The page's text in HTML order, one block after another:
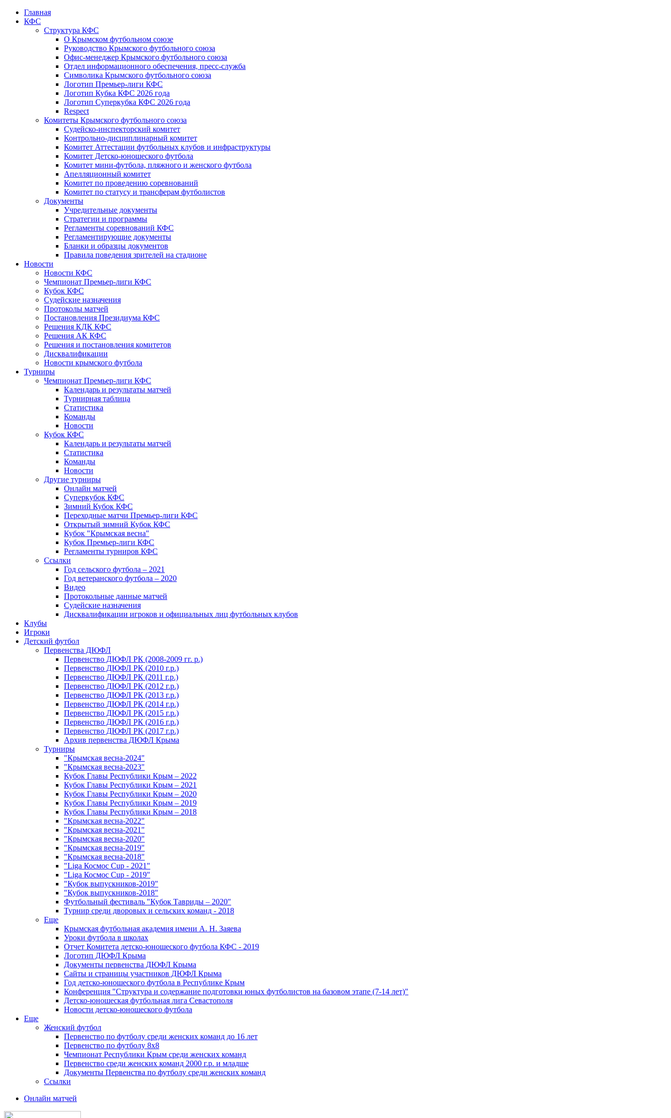
Главная
КФС
Структура КФС
О Крымском футбольном союзе
Руководство Крымского футбольного союза
Офис-менеджер Крымского футбольного союза
Отдел информационного обеспечения, пресс-служба
Символика Крымского футбольного союза
Логотип Премьер-лиги КФС
Логотип Кубка КФС 2026 года
Логотип Суперкубка КФС 2026 года
Respect
Комитеты Крымского футбольного союза
Судейско-инспекторский комитет
Контрольно-дисциплинарный комитет
Комитет Аттестации футбольных клубов и инфраструктуры
Комитет Детско-юношеского футбола
Комитет мини-футбола, пляжного и женского футбола
Апелляционный комитет
Комитет по проведению соревнований
Комитет по статусу и трансферам футболистов
Документы
Учредительные документы
Стратегии и программы
Регламенты соревнований КФС
Регламентирующие документы
Бланки и образцы документов
Правила поведения зрителей на стадионе
Новости
Новости КФС
Чемпионат Премьер-лиги КФС
Кубок КФС
Судейские назначения
Протоколы матчей
Постановления Президиума КФС
Решения КДК КФС
Решения АК КФС
Решения и постановления комитетов
Дисквалификации
Новости крымского футбола
Турниры
Чемпионат Премьер-лиги КФС
Календарь и результаты матчей
Турнирная таблица
Статистика
Команды
Новости
Кубок КФС
Календарь и результаты матчей
Статистика
Команды
Новости
Другие турниры
Онлайн матчей
Суперкубок КФС
Зимний Кубок КФС
Переходные матчи Премьер-лиги КФС
Открытый зимний Кубок КФС
Кубок "Крымская весна"
Кубок Премьер-лиги КФС
Регламенты турниров КФС
Ссылки
Год сельского футбола – 2021
Год ветеранского футбола – 2020
Видео
Протокольные данные матчей
Судейские назначения
Дисквалификации игроков и официальных лиц футбольных клубов
Клубы
Игроки
Детский футбол
Первенства ДЮФЛ
Первенство ДЮФЛ РК (2008-2009 гг. р.)
Первенство ДЮФЛ РК (2010 г.р.)
Первенство ДЮФЛ РК (2011 г.р.)
Первенство ДЮФЛ РК (2012 г.р.)
Первенство ДЮФЛ РК (2013 г.р.)
Первенство ДЮФЛ РК (2014 г.р.)
Первенство ДЮФЛ РК (2015 г.р.)
Первенство ДЮФЛ РК (2016 г.р.)
Первенство ДЮФЛ РК (2017 г.р.)
Архив первенства ДЮФЛ Крыма
Турниры
"Крымская весна-2024"
"Крымская весна-2023"
Кубок Главы Республики Крым – 2022
Кубок Главы Республики Крым – 2021
Кубок Главы Республики Крым – 2020
Кубок Главы Республики Крым – 2019
Кубок Главы Республики Крым – 2018
"Крымская весна-2022"
"Крымская весна-2021"
"Крымская весна-2020"
"Крымская весна-2019"
"Крымская весна-2018"
"Liga Космос Cup - 2021"
"Liga Космос Cup - 2019"
"Кубок выпускников-2019"
"Кубок выпускников-2018"
Футбольный фестиваль "Кубок Тавриды – 2020"
Турнир среди дворовых и сельских команд - 2018
Еще
Крымская футбольная академия имени А. Н. Заяева
Уроки футбола в школах
Отчет Комитета детско-юношеского футбола КФС - 2019
Логотип ДЮФЛ Крыма
Документы первенства ДЮФЛ Крыма
Сайты и страницы участников ДЮФЛ Крыма
Год детско-юношеского футбола в Республике Крым
Конференция "Структура и содержание подготовки юных футболистов на базовом этапе (7-14 лет)"
Детско-юношеская футбольная лига Севастополя
Новости детско-юношеского футбола
Еще
Женский футбол
Первенство по футболу среди женских команд до 16 лет
Первенство по футболу 8х8
Чемпионат Республики Крым среди женских команд
Первенство среди женских команд 2000 г.р. и младше
Документы Первенства по футболу среди женских команд
Ссылки
Онлайн матчей